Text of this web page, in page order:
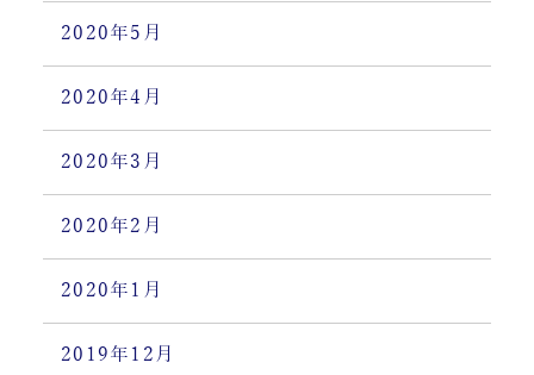
2020年5月
2020年4月
2020年3月
2020年2月
2020年1月
2019年12月